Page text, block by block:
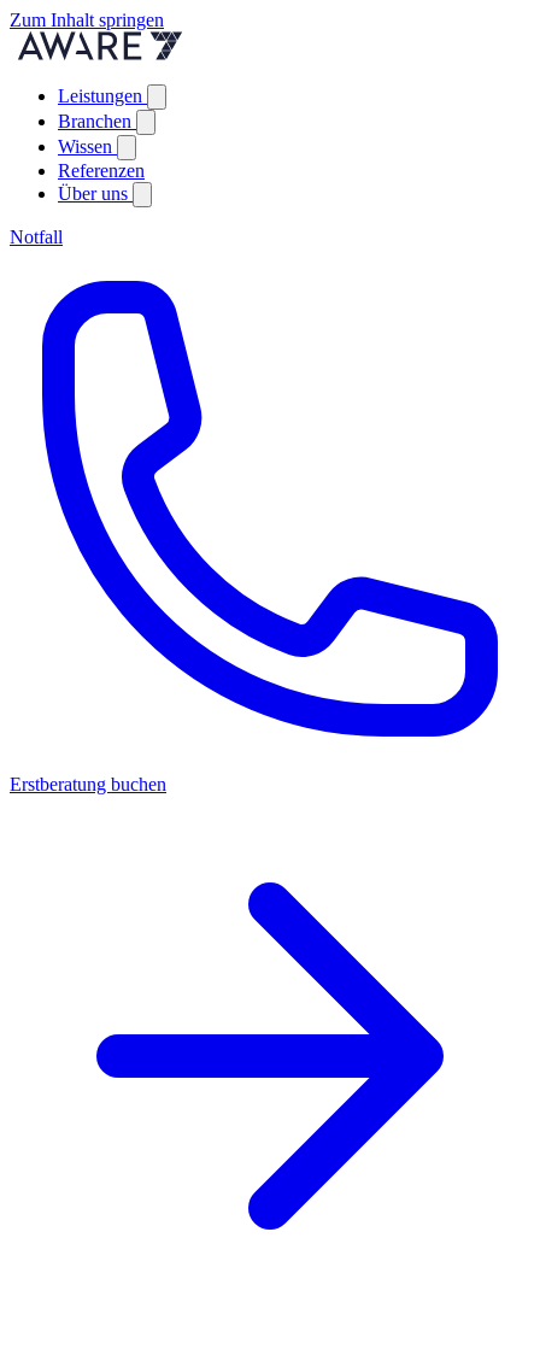
Zum Inhalt springen
Leistungen
Branchen
Wissen
Referenzen
Über uns
Notfall
Erstberatung buchen